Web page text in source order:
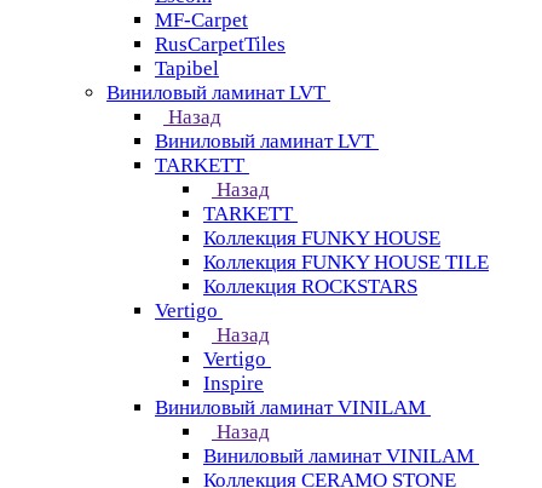
MF-Carpet
RusCarpetTiles
Tapibel
Виниловый ламинат LVT
Назад
Виниловый ламинат LVT
TARKETT
Назад
TARKETT
Коллекция FUNKY HOUSE
Коллекция FUNKY HOUSE TILE
Коллекция ROCKSTARS
Vertigo
Назад
Vertigo
Inspire
Виниловый ламинат VINILAM
Назад
Виниловый ламинат VINILAM
Коллекция CERAMO STONE